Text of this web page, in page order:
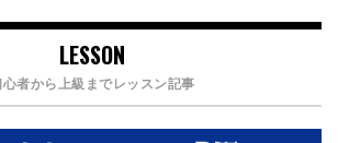
LESSON
者から上級までレッスン記事